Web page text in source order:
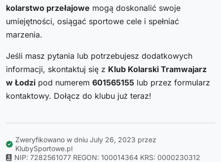
kolarstwo przełajowe mogą doskonalić swoje
umiejętności, osiągać sportowe cele i spełniać
marzenia.
Jeśli masz pytania lub potrzebujesz dodatkowych
informacji, skontaktuj się z Klub Kolarski Tramwajarz
w Łodzi pod numerem 601565155 lub przez formularz
kontaktowy. Dołącz do klubu już teraz!
Zweryfikowano w dniu July 26, 2023 przez
KlubySportowe.pl
NIP: 7282561077 REGON: 100014364 KRS: 0000230312